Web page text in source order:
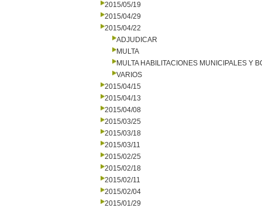
2015/05/19
2015/04/29
2015/04/22
ADJUDICAR
MULTA
MULTA HABILITACIONES MUNICIPALES Y
VARIOS
2015/04/15
2015/04/13
2015/04/08
2015/03/25
2015/03/18
2015/03/11
2015/02/25
2015/02/18
2015/02/11
2015/02/04
2015/01/29